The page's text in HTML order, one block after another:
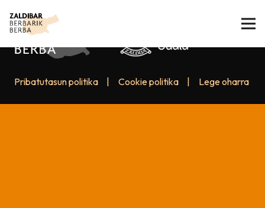
Pribatutasun politika Cookie politika Lege oharra